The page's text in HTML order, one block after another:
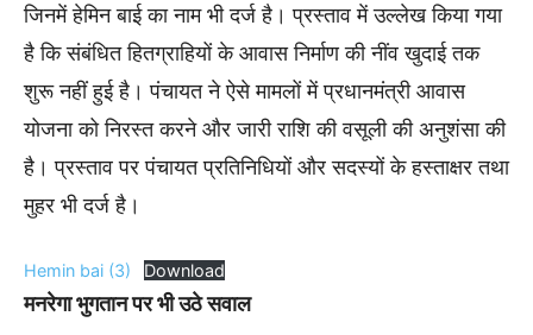
जिनमें हेमिन बाई का नाम भी दर्ज है। प्रस्ताव में उल्लेख किया गया
है कि संबंधित हितग्राहियों के आवास निर्माण की नींव खुदाई तक
शुरू नहीं हुई है। पंचायत ने ऐसे मामलों में प्रधानमंत्री आवास
योजना को निरस्त करने और जारी राशि की वसूली की अनुशंसा की
है। प्रस्ताव पर पंचायत प्रतिनिधियों और सदस्यों के हस्ताक्षर तथा
मुहर भी दर्ज है।
Hemin bai (3) Download
मनरेगा भुगतान पर भी उठे सवाल